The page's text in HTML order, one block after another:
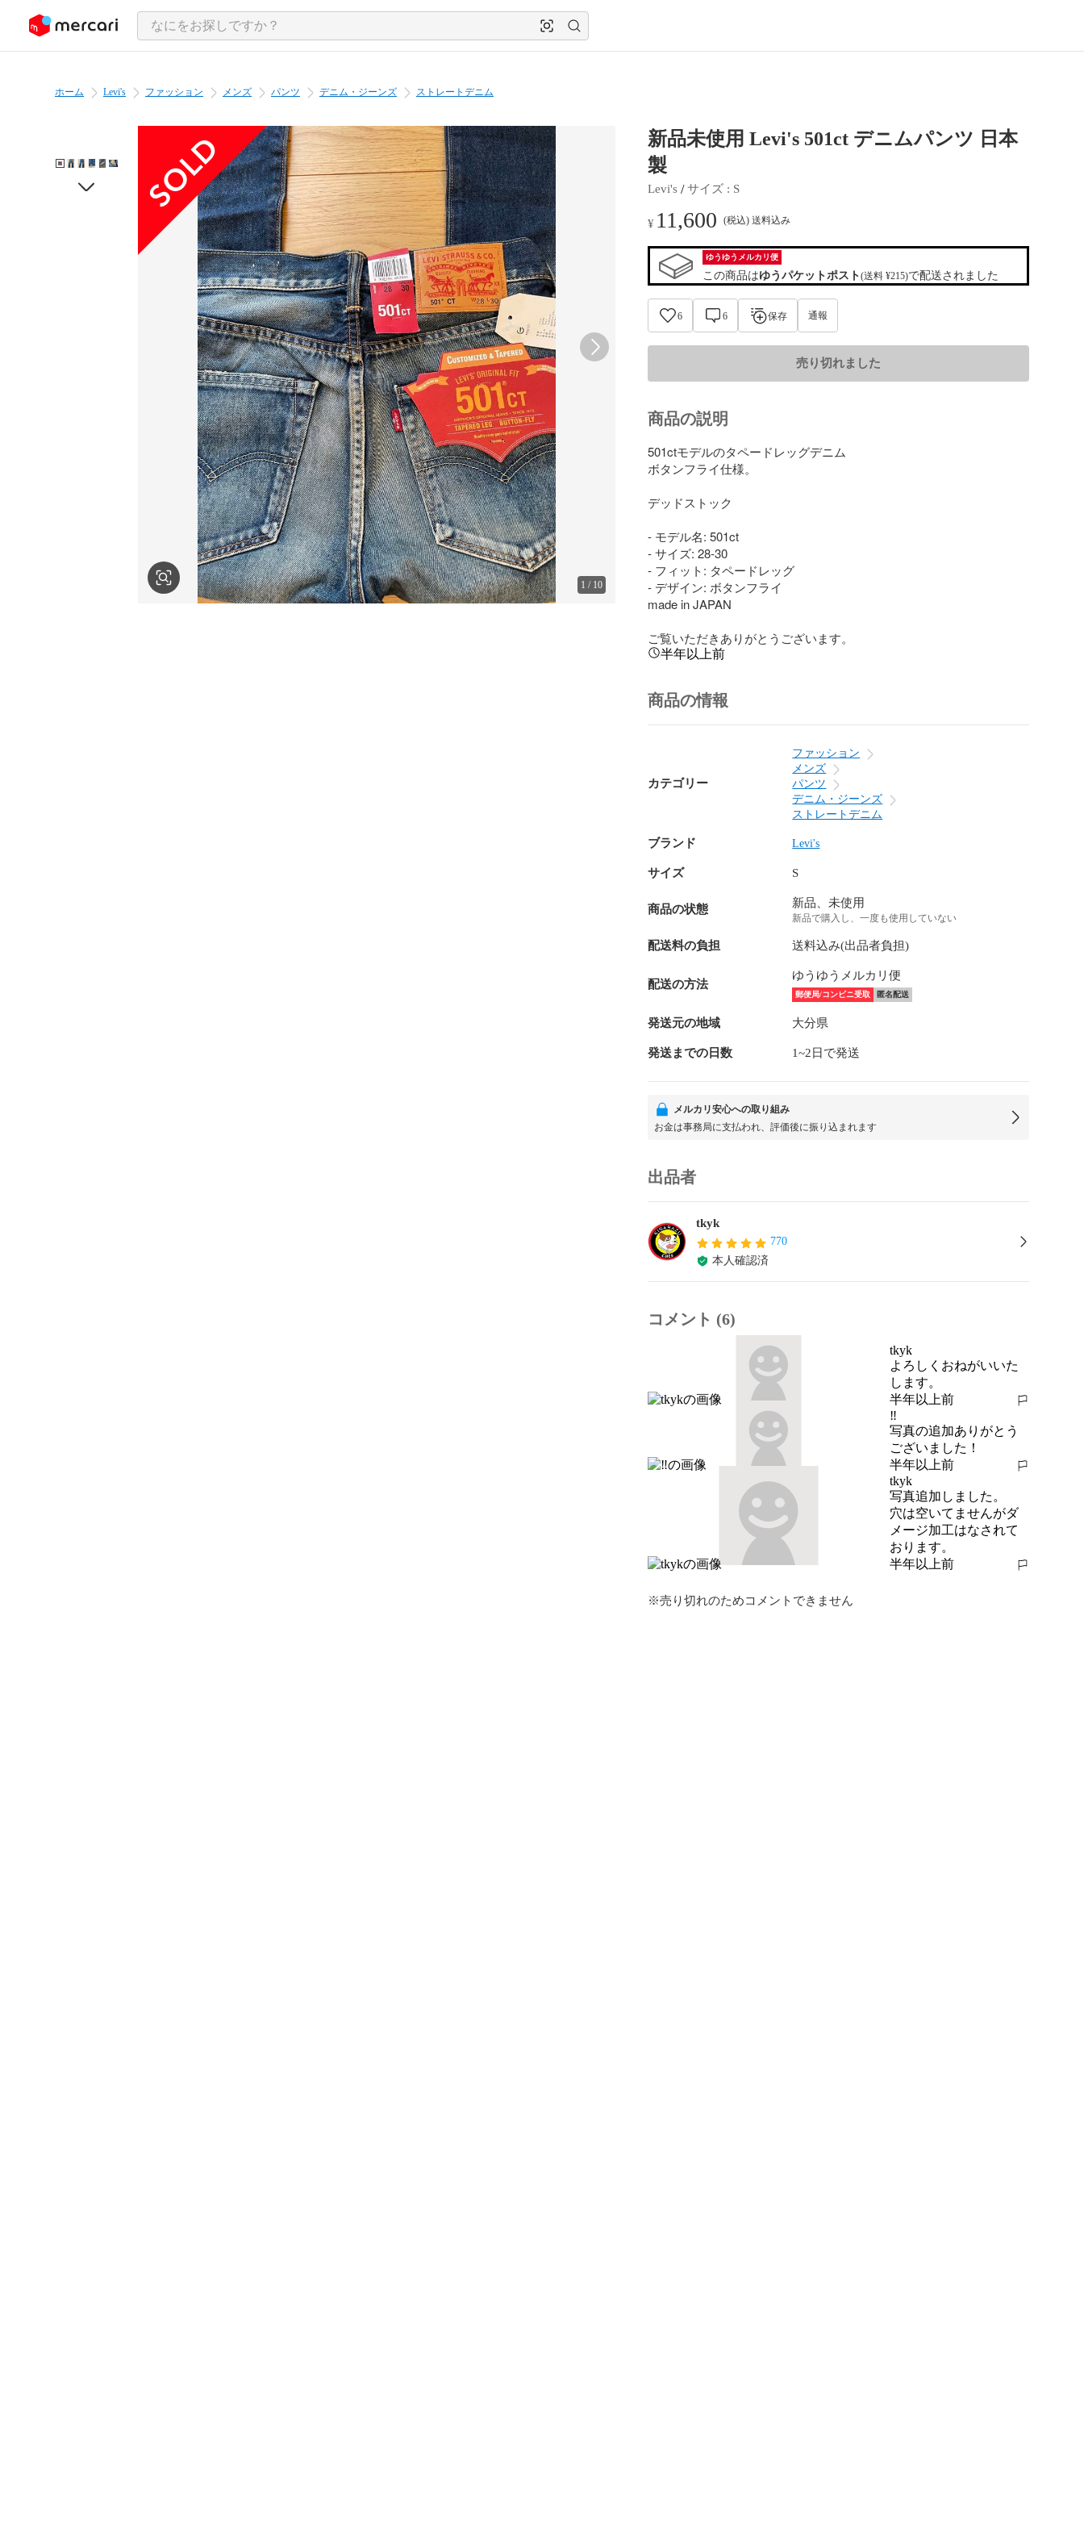
ツにスキップ
ホーム Levi's ファッション メンズ パンツ デニム・ジーンズ ストレートデニム
1 / 10
新品未使用 Levi's 501ct デニムパンツ 日本
製
Levi's / サイズ : S
¥ 11,600 (税込) 送料込み
ゆうゆうメルカリ便
この商品はゆうパケットポスト(送料 ¥215)で配送されました
6 6 保存 通報
売り切れました
商品の説明
501ctモデルのタペードレッグデニム
ボタンフライ仕様。
デッドストック
- モデル名: 501ct
- サイズ: 28-30
- フィット: タペードレッグ
- デザイン: ボタンフライ
made in JAPAN
ご覧いただきありがとうございます。
半年以上前
商品の情報
カテゴリー
ファッション
メンズ
パンツ
デニム・ジーンズ
ストレートデニム
ブランド Levi's
サイズ S
商品の状態 新品、未使用
新品で購入し、一度も使用していない
配送料の負担 送料込み(出品者負担)
配送の方法
ゆうゆうメルカリ便
郵便局/コンビニ受取 匿名配送
発送元の地域 大分県
発送までの日数 1~2日で発送
メルカリ安心への取り組み
お金は事務局に支払われ、評価後に振り込まれます
出品者
tkyk
770
本人確認済
コメント (6)
tkyk
よろしくおねがいいた
します。
半年以上前
報告する
‼️
写真の追加ありがとう
ございました！
半年以上前
報告する
tkyk
写真追加しました。
穴は空いてませんがダ
メージ加工はなされて
おります。
半年以上前
報告する
※売り切れのためコメントできません